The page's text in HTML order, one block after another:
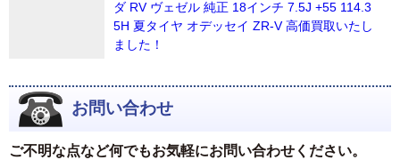
ダ RV ヴェゼル 純正 18インチ 7.5J +55 114.3
5H 夏タイヤ オデッセイ ZR-V 高価買取いたし
ました！
お問い合わせ
ご不明な点など何でもお気軽にお問い合わせください。